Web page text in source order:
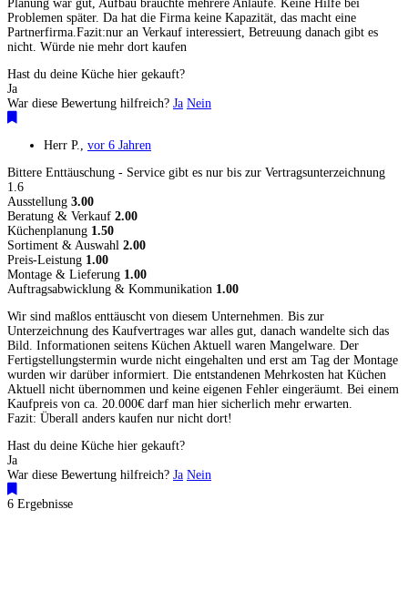
Planung war gut, Aufbau brauchte mehrere Anläufe. Keine Hilfe bei
Problemen später. Da hat die Firma keine Kapazität, das macht eine
Partnerfirma.Fazit:nur an Verkauf interessiert, Betreuung danach gibt es
nicht. Würde nie mehr dort kaufen
Hast du deine Küche hier gekauft?
Ja
War diese Bewertung hilfreich? Ja Nein
Herr P., vor 6 Jahren
Bittere Enttäuschung - Service gibt es nur bis zur Vertragsunterzeichnung
1.6
Ausstellung 3.00
Beratung & Verkauf 2.00
Küchenplanung 1.50
Sortiment & Auswahl 2.00
Preis-Leistung 1.00
Montage & Lieferung 1.00
Auftragsabwicklung & Kommunikation 1.00
Wir sind maßlos enttäuscht von diesem Unternehmen. Bis zur
Unterzeichnung des Kaufvertrages war alles gut, danach wandelte sich das
Bild. Informationen seitens Küchen Aktuell waren Mangelware. Der
Fertigstellungstermin wurde nicht eingehalten und erst am Tag der Montage
wurden wir darüber informiert. Die entstandenen Mehrkosten hat Küchen
Aktuell nicht übernommen und keine eigenen Fehler eingeräumt. Bei einem
Kaufpreis von ca. 20.000€ darf man hier sicherlich mehr erwarten.
Fazit: Überall anders kaufen nur nicht dort!
Hast du deine Küche hier gekauft?
Ja
War diese Bewertung hilfreich? Ja Nein
6 Ergebnisse